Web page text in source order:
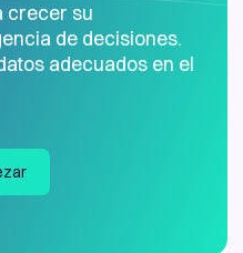
crecer su
de decisiones.
adecuados en el